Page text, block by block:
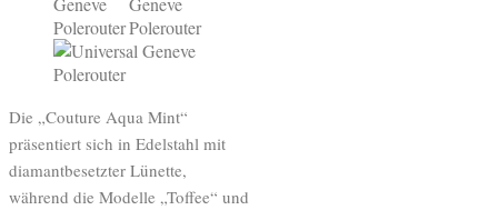
Die „Couture Aqua Mint“
präsentiert sich in Edelstahl mit
diamantbesetzter Lünette,
während die Modelle „Toffee“ und